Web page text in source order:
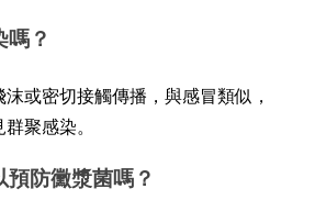
嗎？
或密切接觸傳播，與感冒類似，
聚感染。
預防黴漿菌嗎？